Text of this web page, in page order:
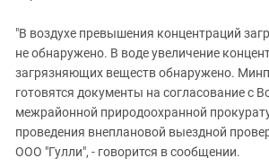
"В воздухе превышения концентраций
не обнаружено. В воде увеличение
загрязняющих веществ обнаружено.
готовятся документы на согласование с
межрайонной природоохранной
проведения внеплановой выездной
ООО "Гулли", - говорится в сообщении.